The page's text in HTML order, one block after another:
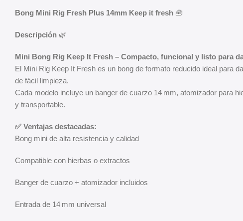
Bong Mini Rig Fresh Plus 14mm Keep it fresh 🧰
Descripción 🌿
Mini Bong Rig Keep It Fresh – Compacto, funcional y listo para
El Mini Rig Keep It Fresh es un bong de formato reducido ideal para
de fácil limpieza.
Cada modelo incluye un banger de cuarzo 14 mm, atomizador para
y transportable.
✅ Ventajas destacadas:
Bong mini de alta resistencia y calidad
Compatible con hierbas o extractos
Banger de cuarzo + atomizador incluidos
Entrada de 14 mm universal